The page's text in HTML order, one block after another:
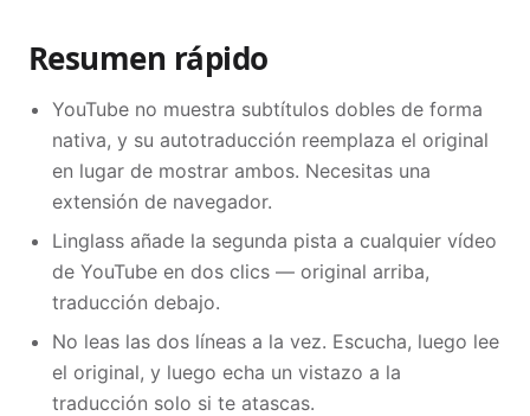
Resumen rápido
YouTube no muestra subtítulos dobles de forma
nativa, y su autotraducción reemplaza el original
en lugar de mostrar ambos. Necesitas una
extensión de navegador.
Linglass añade la segunda pista a cualquier vídeo
de YouTube en dos clics — original arriba,
traducción debajo.
No leas las dos líneas a la vez. Escucha, luego lee
el original, y luego echa un vistazo a la
traducción solo si te atascas.